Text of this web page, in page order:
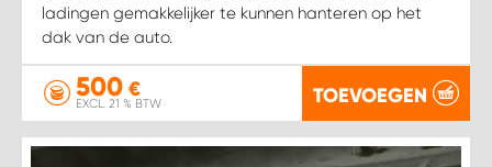
ladingen gemakkelijker te kunnen hanteren op het
dak van de auto.
500 €
EXCL. 21 % BTW TOEVOEGEN